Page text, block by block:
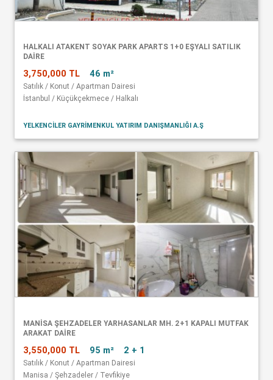
HALKALI ATAKENT SOYAK PARK APARTS 1+0 EŞYALI SATILIK
DAİRE
3,750,000 TL 46 m²
Satılık / Konut / Apartman Dairesi
İstanbul / Küçükçekmece / Halkalı
YELKENCİLER GAYRİMENKUL YATIRIM DANIŞMANLIĞI A.Ş
MANISA ŞEHZADELER YARHASANLAR MH. 2+1 KAPALI MUTFAK
ARAKAT DAIRE
3,550,000 TL 95 m² 2 + 1
Satılık / Konut / Apartman Dairesi
Manisa / Şehzadeler / Tevfikiye